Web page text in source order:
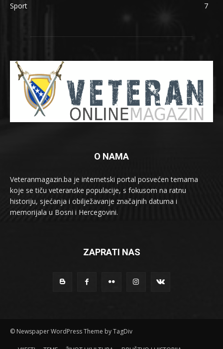
Sport
7
O NAMA
Veteranmagazin.ba je internetski portal posvećen temama
koje se tiču veteranske populacije, s fokusom na ratnu
historiju, sjećanja i obilježavanje značajnih datuma i
memorijala u Bosni i Hercegovini.
ZAPRATI NAS
© Newspaper WordPress Theme by TagDiv